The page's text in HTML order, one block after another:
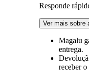
Responde
Ver mais sobre
Magalu
entrega.
receber